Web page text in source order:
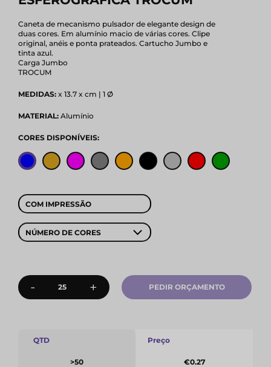
Caneta de mecanismo pulsador de elegante design de
duas cores. Em alumínio macio de várias cores. Clipe
original, anéis e ponta prateados. Cartucho Jumbo e
tinta azul.
Carga Jumbo
TROCUM
MEDIDAS: x 13.7 x cm | 1 Ø
MATERIAL: Alumínio
CORES DISPONÍVEIS:
COM IMPRESSÃO
NÚMERO DE CORES
- + PEDIR ORÇAMENTO
QTD
>50
Preço
€0.27